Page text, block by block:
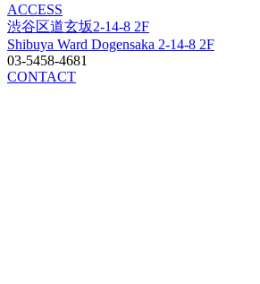
ACCESS
渋谷区道玄坂2-14-8 2F
Shibuya Ward Dogensaka 2-14-8 2F
03-5458-4681
CONTACT